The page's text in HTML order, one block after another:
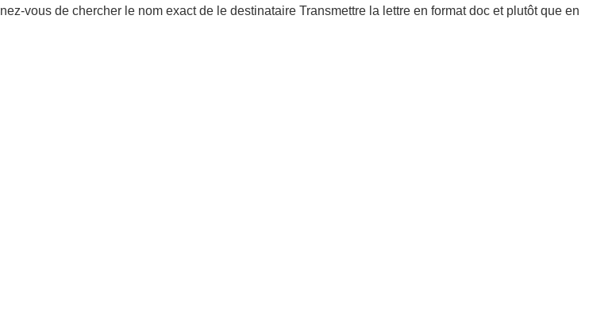
vous de chercher le nom exact de le destinataire Transmettre la lettre en format doc et plutôt que en